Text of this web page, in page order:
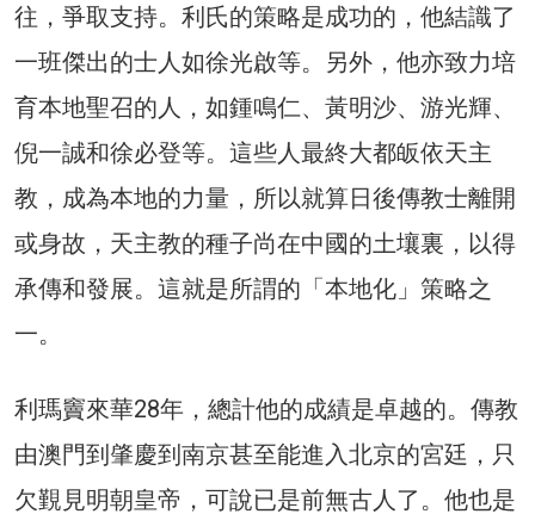
往，爭取支持。利氏的策略是成功的，他結識了
一班傑出的士人如徐光啟等。另外，他亦致力培
育本地聖召的人，如鍾鳴仁、黃明沙、游光輝、
倪一誠和徐必登等。這些人最終大都皈依天主
教，成為本地的力量，所以就算日後傳教士離開
或身故，天主教的種子尚在中國的土壤裏，以得
承傳和發展。這就是所謂的「本地化」策略之
一。
利瑪竇來華28年，總計他的成績是卓越的。傳教
由澳門到肇慶到南京甚至能進入北京的宮廷，只
欠覲見明朝皇帝，可說已是前無古人了。他也是